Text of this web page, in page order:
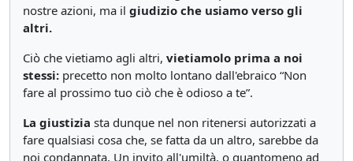
nostre azioni, ma il giudizio che usiamo verso gli
altri.
Ciò che vietiamo agli altri, vietiamolo prima a noi
stessi: precetto non molto lontano dall'ebraico “Non
fare al prossimo tuo ciò che è odioso a te”.
La giustizia sta dunque nel non ritenersi autorizzati a
fare qualsiasi cosa che, se fatta da un altro, sarebbe da
noi condannata. Un invito all'umiltà, o quantomeno ad